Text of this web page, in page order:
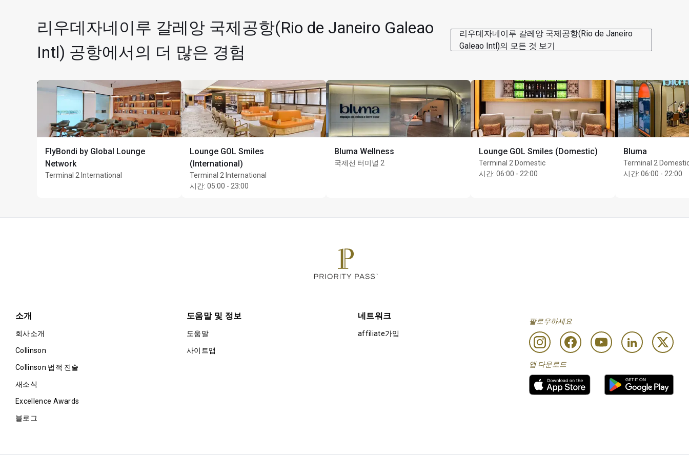
게이트 B27-B28 근처
국내선 항공편 승객 전용
리우데자네이루 갈레앙 국제공항(Rio de Janeiro Galeao
Intl) 공항에서의 더 많은 경험
리우데자네이루 갈레앙 국제공항(Rio de Janeiro
Galeao Intl)의 모든 것 보기
FlyBondi by Global Lounge
Network
Terminal 2 International
Lounge GOL Smiles
(International)
Terminal 2 International
시간: 05:00 - 23:00
Bluma Wellness
국제선 터미널 2
Lounge GOL Smiles (Domestic)
Terminal 2 Domestic
시간: 06:00 - 22:00
Bluma
Terminal 2
시간: 06:00 - 22:00
소개
회사소개
Collinson
Collinson 법적 진술
새소식
Excellence Awards
블로그
도움말 및 정보
도움말
사이트맵
네트워크
affiliate가입
팔로우하세요
앱 다운로드